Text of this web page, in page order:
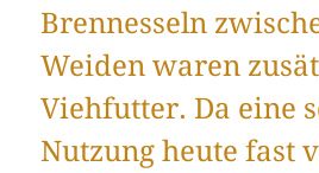
Brennesseln
Weiden waren
Viehfutter. Da eine
Nutzung heute fast